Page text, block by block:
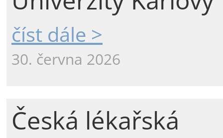
číst dále >
30. června 2026
Česká lékařská